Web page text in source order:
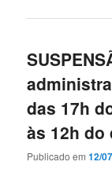
das 17h
às 12h do
Publicado em12/